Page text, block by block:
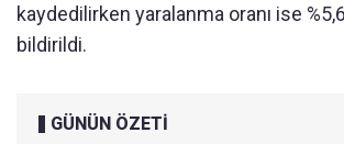
kaydedilirken yaralanma oranı ise
bildirildi.
GÜNÜN ÖZETİ